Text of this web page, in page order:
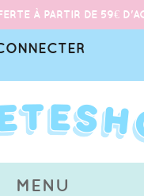
À PARTIR DE 59€
MENU